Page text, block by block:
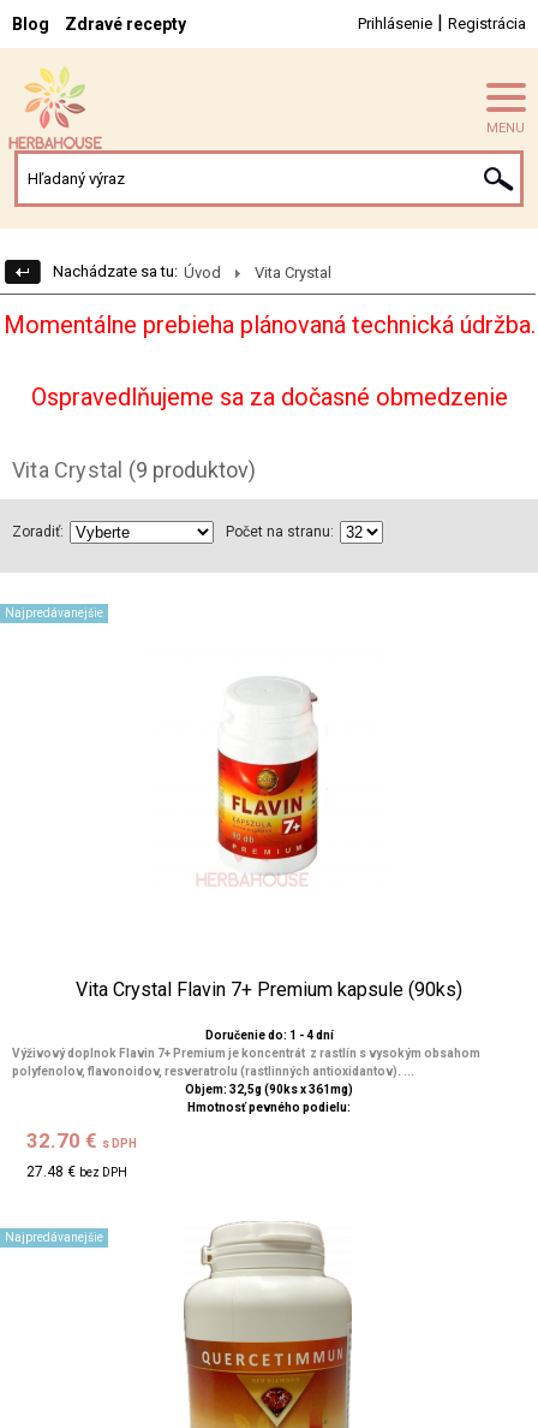
Blog Zdravé recepty Prihlásenie | Registrácia
MENU
Nachádzate sa tu: Úvod Vita Crystal
Momentálne prebieha plánovaná technická údržba.
Ospravedlňujeme sa za dočasné obmedzenie
Vita Crystal (9 produktov)
Zoradiť: Počet na stranu:
Najpredávanejšie
Vita Crystal Flavin 7+ Premium kapsule (90ks)
Doručenie do: 1 - 4 dní
Výživový doplnok Flavin 7+ Premium je koncentrát z rastlín s vysokým obsahom
polyfenolov, flavonoidov, resveratrolu (rastlinných antioxidantov). ...
Objem: 32,5g (90ks x 361mg)
Hmotnosť pevného podielu:
32.70 € s DPH
27.48 € bez DPH
Najpredávanejšie